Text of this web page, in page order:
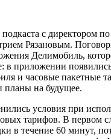
с директором
Рязановым.
Делимобиль,
в приложении
и часовые пакетные
планы на будущее.
условия при
тарифов. В первом
в течение 60 минут,